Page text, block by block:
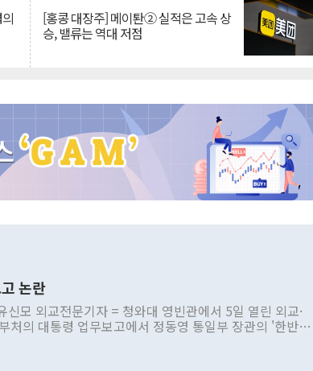
[홍콩 대장주] 메이퇀② 실적은 고속 상
승, 밸류는 역대 저점
논란
신모 외교전문기자 = 청와대 영빈관에서 5일 열린 외교·
처의 대통령 업무보고에서 정동영 통일부 장관의 '한반도
내 조율을 거치지 않은 사안을 정책으로 추진하겠다고 공